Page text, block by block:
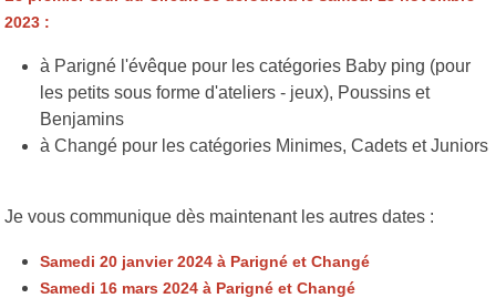
2023 :
à Parigné l'évêque pour les catégories Baby ping (pour
les petits sous forme d'ateliers - jeux), Poussins et
Benjamins
à Changé pour les catégories Minimes, Cadets et Juniors
Je vous communique dès maintenant les autres dates :
Samedi 20 janvier 2024 à Parigné et Changé
Samedi 16 mars 2024 à Parigné et Changé